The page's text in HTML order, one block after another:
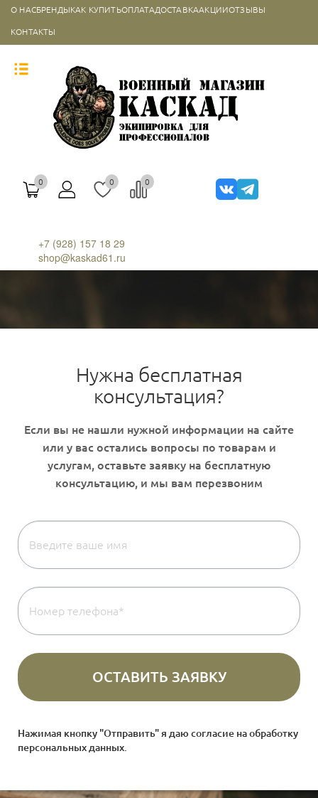
О НАСБРЕНДЫКАК КУПИТЬОПЛАТАДОСТАВКААКЦИИОТЗЫВЫ
КОНТАКТЫ
0 0 0
+7 (928) 157 18 29
shop@kaskad61.ru
Нужна бесплатная
консультация?
Нажимая кнопку "Отправить" я даю согласие наобработку
персональных данных